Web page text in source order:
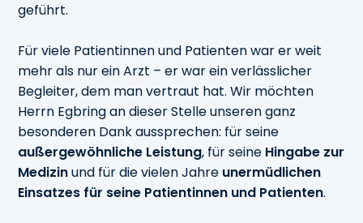
geführt.
Für viele Patientinnen und Patienten war er weit
mehr als nur ein Arzt – er war ein verlässlicher
Begleiter, dem man vertraut hat. Wir möchten
Herrn Egbring an dieser Stelle unseren ganz
besonderen Dank aussprechen: für seine
außergewöhnliche Leistung, für seine Hingabe zur
Medizinund für die vielen Jahre unermüdlichen
Einsatzes für seine Patientinnen und Patienten.